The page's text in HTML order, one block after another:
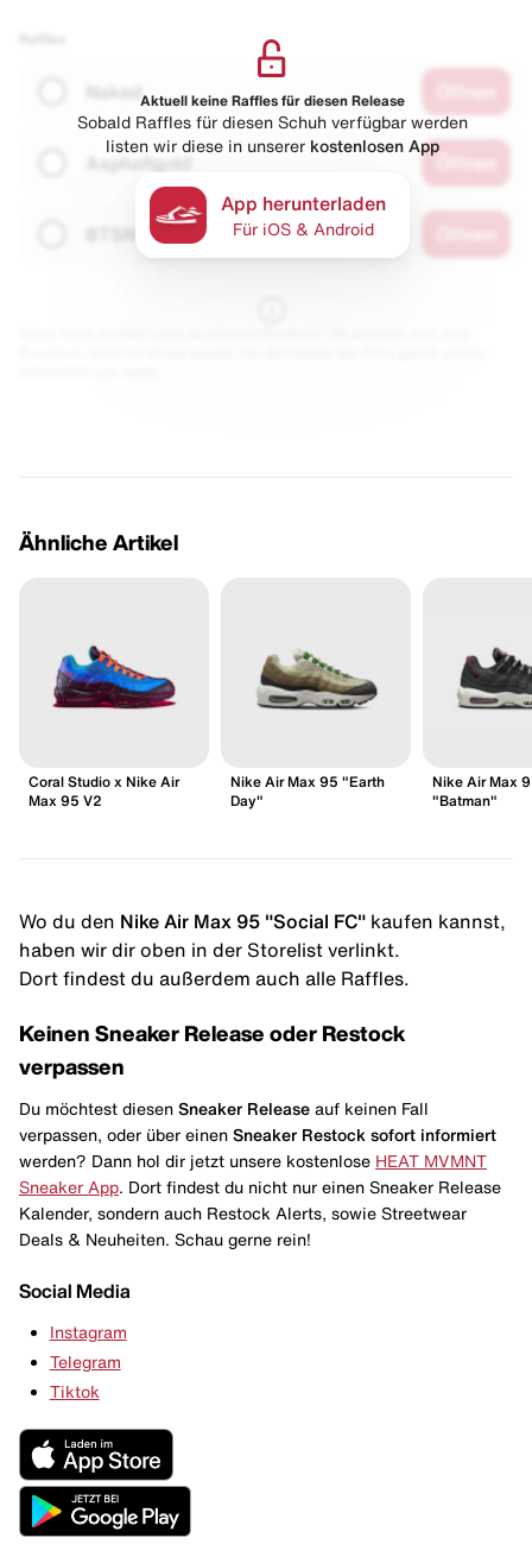
Naked
Asphaltgold
Aktuell keine Raffles für diesen Release
Sobald Raffles für diesen Schuh verfügbar werden
listen wir diese in unserer kostenlosen App
App herunterladen
Für iOS & Android
Ähnliche Artikel
Coral Studio x Nike Air
Max 95 V2
Nike Air Max 95 "Earth
Day"
Nike Air Max
"Batman"
Wo du den Nike Air Max 95 "Social FC" kaufen kannst,
haben wir dir oben in der Storelist verlinkt.
Dort findest du außerdem auch alle Raffles.
Keinen Sneaker Release oder Restock
verpassen
Du möchtest diesen Sneaker Release auf keinen Fall
verpassen, oder über einen Sneaker Restock sofort informiert
werden? Dann hol dir jetzt unsere kostenlose HEAT MVMNT
Sneaker App . Dort findest du nicht nur einen Sneaker Release
Kalender, sondern auch Restock Alerts, sowie Streetwear
Deals & Neuheiten. Schau gerne rein!
Social Media
Instagram
Telegram
Tiktok